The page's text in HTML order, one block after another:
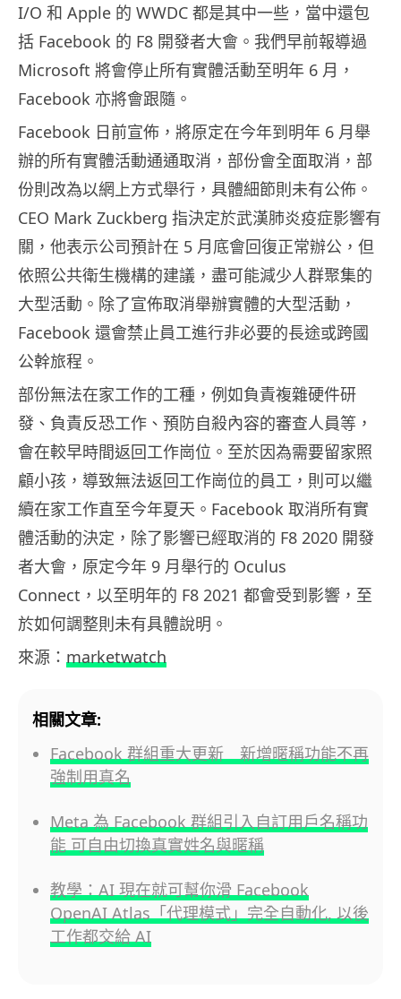
I/O 和 Apple 的 WWDC 都是其中一些，當中還包
括 Facebook 的 F8 開發者大會。我們早前報導過
Microsoft 將會停止所有實體活動至明年 6 月，
Facebook 亦將會跟隨。
Facebook 日前宣佈，將原定在今年到明年 6 月舉
辦的所有實體活動通通取消，部份會全面取消，部
份則改為以網上方式舉行，具體細節則未有公佈。
CEO Mark Zuckberg 指決定於武漢肺炎疫症影響有
關，他表示公司預計在 5 月底會回復正常辦公，但
依照公共衛生機構的建議，盡可能減少人群聚集的
大型活動。除了宣佈取消舉辦實體的大型活動，
Facebook 還會禁止員工進行非必要的長途或跨國
公幹旅程。
部份無法在家工作的工種，例如負責複雜硬件研
發、負責反恐工作、預防自殺內容的審查人員等，
會在較早時間返回工作崗位。至於因為需要留家照
顧小孩，導致無法返回工作崗位的員工，則可以繼
續在家工作直至今年夏天。Facebook 取消所有實
體活動的決定，除了影響已經取消的 F8 2020 開發
者大會，原定今年 9 月舉行的 Oculus
Connect，以至明年的 F8 2021 都會受到影響，至
於如何調整則未有具體說明。
來源： marketwatch
相關文章:
Facebook 群組重大更新 新增暱稱功能不再
強制用真名
Meta 為 Facebook 群組引入自訂用戶名稱功
能 可自由切換真實姓名與暱稱
教學：AI 現在就可幫你滑 Facebook
OpenAI Atlas「代理模式」完全自動化, 以後
工作都交給 AI